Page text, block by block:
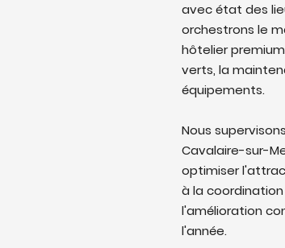
avec état des
orchestrons le
hôtelier
verts, la
équipements.
Nous
Cavalaire-sur-
optimiser
à la
l'amélioration
l'année.